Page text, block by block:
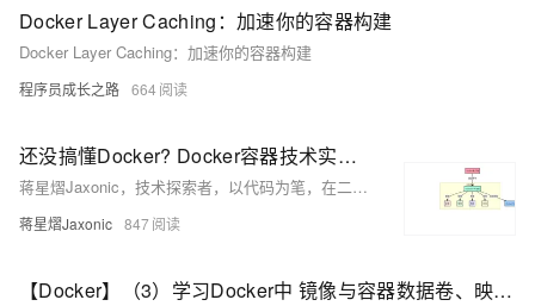
Docker Layer Caching：加速你的容器构建
Docker Layer Caching：加速你的容器构建
程序员成长之路 664
还没搞懂Docker? Docker容器技术实战指南 ! 从入门到企业级应用 !
蒋星熠Jaxonic，技术探索者，以代码为笔，在二进制星河中书写极客诗篇。专注Docker与容器化实践，分享从入门到企业级应用的深度经验，助力开发者乘风破浪，驶向云原生新世界。
蒋星熠Jaxonic 847
【Docker】（3）学习Docker中 镜像与容器数据卷、映射关系！手把手带你安装 MySql主从同步 和 Redis三主三从集群！并且进行主从切换与扩容操作，还有分析 哈希分区 等知识点！